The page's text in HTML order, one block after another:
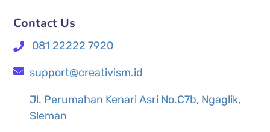
Contact Us
081 22222 7920
support@creativism.id
Jl. Perumahan Kenari Asri No.C7b, Ngaglik,
Sleman